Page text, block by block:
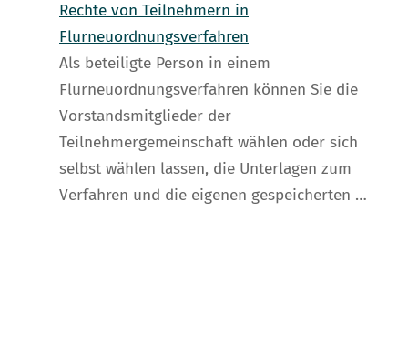
Rechte von Teilnehmern in
Flurneuordnungsverfahren
Als beteiligte Person in einem
Flurneuordnungsverfahren können Sie die
Vorstandsmitglieder der
Teilnehmergemeinschaft wählen oder sich
selbst wählen lassen, die Unterlagen zum
Verfahren und die eigenen gespeicherten …